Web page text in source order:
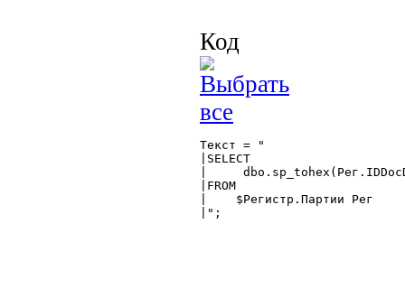
Код
Текст = "
|SELECT
|
|FROM
|    $Регистр.Партии Рег
|";